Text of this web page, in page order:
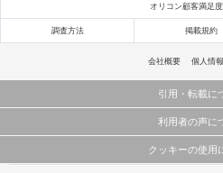
オリコン顧客満足
調査方法 掲載規約
会社概要 個人情
引用・転載に
当サイトで公開されている情報（文字、写真、イラ
これらの情報を権利者の許可なく無断転載・複製な
利用者の声に
当サイトに掲載している内容はすべてサービスの利
クッキーの使用